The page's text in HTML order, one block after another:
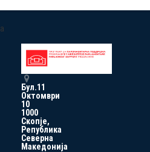
a
Бул.11
Октомври
10
1000
Скопје,
Република
Северна
Македонија